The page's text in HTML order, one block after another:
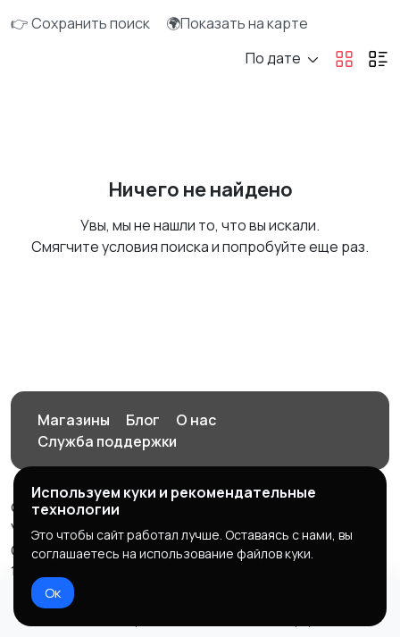
👉 Сохранить поиск
🌍Показать на карте
По дате
Ничего не найдено
Увы, мы не нашли то, что вы искали.
Смягчите условия поиска и попробуйте еще раз.
Магазины Блог
О нас
Служба поддержки
© 2026 Орен-АЙ - Авто | Недвижимость | Работа |
Услуги
Создал Карусов Е.С ООО "ЦПК" ИНН 5609203278 ОГРН
1235600008841
Правила сервиса
Используем куки и рекомендательные
технологии
Это чтобы сайт работал лучше. Оставаясь с нами, вы
соглашаетесь на использование файлов куки.
Ок